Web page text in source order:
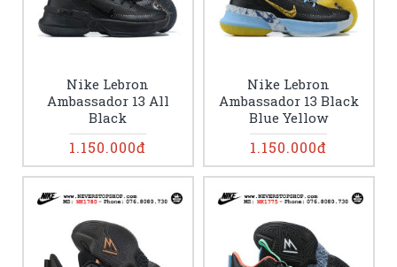
Nike Lebron
Ambassador 13 All
Black
1.150.000đ
Nike Lebron
Ambassador 13 Black
Blue Yellow
1.150.000đ